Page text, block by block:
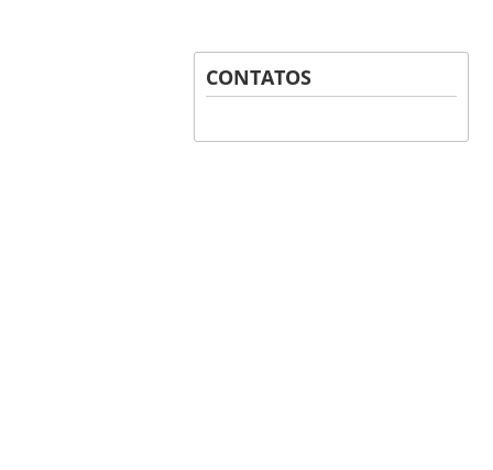
CONTATOS